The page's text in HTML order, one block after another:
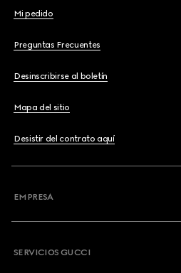
Mi pedido
Preguntas Frecuentes
Desinscribirse al boletín
Mapa del sitio
Desistir del contrato aquí
EMPRESA
SERVICIOS GUCCI